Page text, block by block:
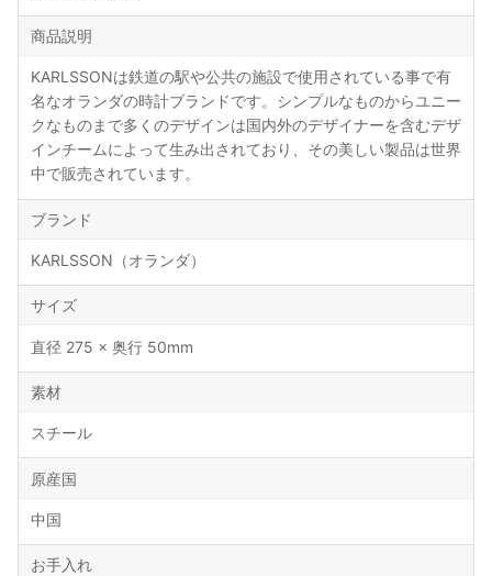
商品説明
KARLSSONは鉄道の駅や公共の施設で使用されている事で有
名なオランダの時計ブランドです。シンプルなものからユニー
クなものまで多くのデザインは国内外のデザイナーを含むデザ
インチームによって生み出されており、その美しい製品は世界
中で販売されています。
ブランド
KARLSSON（オランダ）
サイズ
直径 275 × 奥行 50mm
素材
スチール
原産国
中国
お手入れ